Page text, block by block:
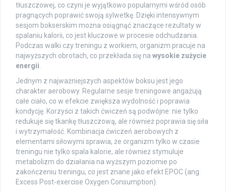
tłuszczowej, co czyni je wyjątkowo popularnymi wśród osób
pragnących poprawić swoją sylwetkę. Dzięki intensywnym
sesjom bokserskim można osiągnąć znaczące rezultaty w
spalaniu kalorii, co jest kluczowe w procesie odchudzania.
Podczas walki czy treningu z workiem, organizm pracuje na
najwyższych obrotach, co przekłada się na wysokie zużycie
energii.
Jednym z najważniejszych aspektów boksu jest jego
charakter aerobowy. Regularne sesje treningowe angażują
całe ciało, co w efekcie zwiększa wydolność i poprawia
kondycję. Korzyści z takich ćwiczeń są podwójne: nie tylko
redukuje się tkankę tłuszczową, ale również poprawia się siła
i wytrzymałość. Kombinacja ćwiczeń aerobowych z
elementami siłowymi sprawia, że organizm tylko w czasie
treningu nie tylko spala kalorie, ale również stymuluje
metabolizm do działania na wyższym poziomie po
zakończeniu treningu, co jest znane jako efekt EPOC (ang.
Excess Post-exercise Oxygen Consumption).